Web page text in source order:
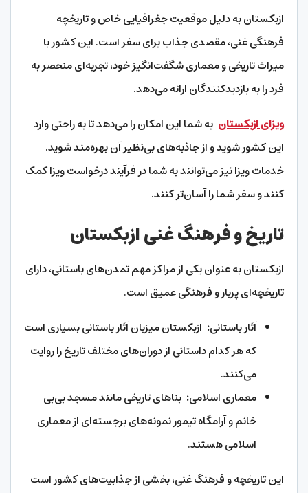
ازبکستان به دلیل موقعیت جغرافیایی خاص و تاریخچه
فرهنگی غنی، مقصدی جذاب برای سفر است. این کشور با
میراث تاریخی و معماری شگفت‌انگیز خود، تجربه‌ای منحصر به
فرد را به بازدیدکنندگان ارائه می‌دهد.
ویزای ازبکستان به شما این امکان را می‌دهد تا به راحتی وارد
این کشور شوید و از جاذبه‌های بی‌نظیر آن بهره‌مند شوید.
خدمات ویزا نیز می‌توانند به شما در فرآیند درخواست ویزا کمک
کنند و سفر شما را آسان‌تر کنند.
تاریخ و فرهنگ غنی ازبکستان
ازبکستان به عنوان یکی از مراکز مهم تمدن‌های باستانی، دارای
تاریخچه‌ای پربار و فرهنگی عمیق است.
آثار باستانی: ازبکستان میزبان آثار باستانی بسیاری است
که هر کدام داستانی از دوران‌های مختلف تاریخ را روایت
می‌کنند.
معماری اسلامی: بناهای تاریخی مانند مسجد بی‌بی
خانم و آرامگاه تیمور نمونه‌های برجسته‌ای از معماری
اسلامی هستند.
این تاریخچه و فرهنگ غنی، بخشی از جذابیت‌های کشور است